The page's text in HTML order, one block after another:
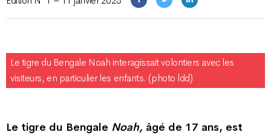
Le tigre du Bengale Noah interagissait volontiers avec les
visiteurs, en particulier les enfants. (photo ldd)
Le tigre du Bengale Noah, âgé de 17 ans, est